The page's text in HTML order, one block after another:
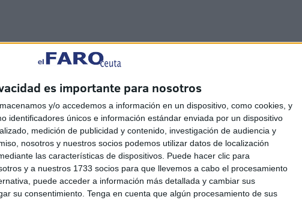
es importante para nosotros
y/o accedemos a información en un dispositivo, como cookies, y
identificadores únicos e información estándar enviada por un dispositivo
medición de publicidad y contenido, investigación de audiencia y
nosotros y nuestros socios podemos utilizar datos de localización
las características de dispositivos. Puede hacer clic para
y a nuestros 1733 socios para que llevemos a cabo el procesamiento
puede acceder a información más detallada y cambiar sus
su consentimiento. Tenga en cuenta que algún procesamiento de sus
ha declinado hacer declaraciones a
bien y que estaba “muy tranquilo”.